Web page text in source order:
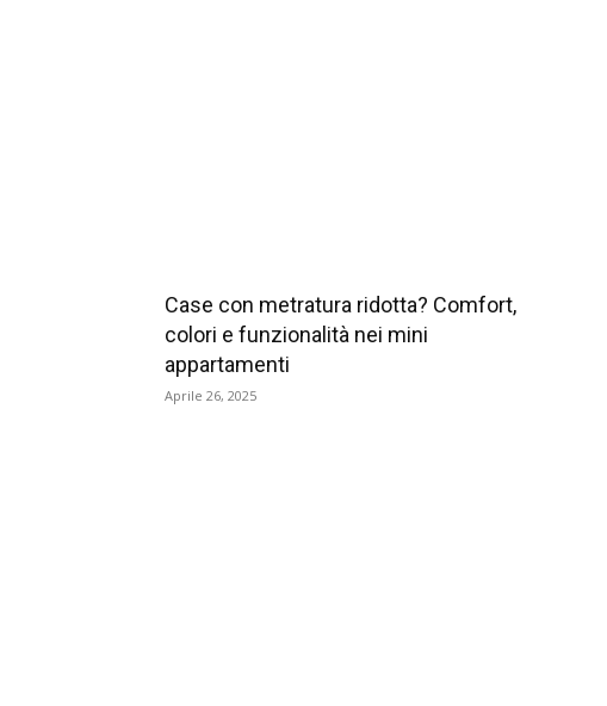
Case con metratura ridotta? Comfort,
colori e funzionalità nei mini
appartamenti
Aprile 26, 2025